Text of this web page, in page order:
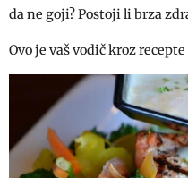
da ne goji? Postoji li brza
Ovo je vaš vodič kroz